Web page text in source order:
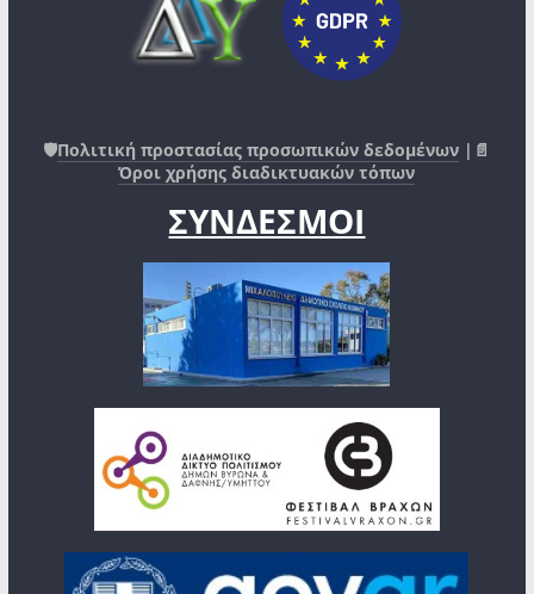
🛡️Πολιτική προστασίας προσωπικών δεδομένων |📄
Όροι χρήσης διαδικτυακών τόπων
ΣΥΝΔΕΣΜΟΙ